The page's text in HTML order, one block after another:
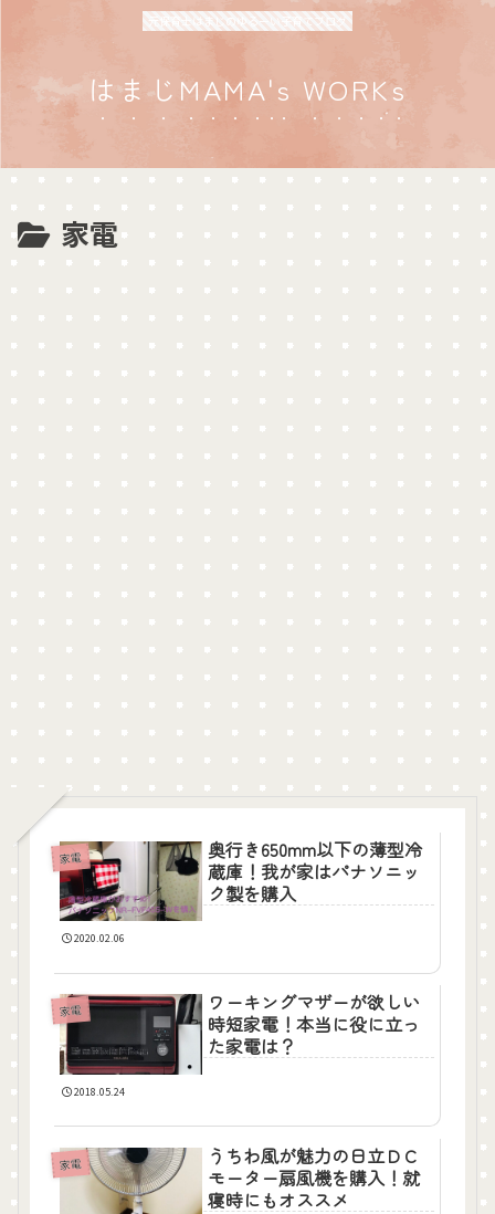
元保育士はまじのゆるーい子育てブログ
はまじMAMA's WORKs
家電
家電
奥行き650mm以下の薄型冷
蔵庫！我が家はパナソニッ
ク製を購入
2020.02.06
家電
ワーキングマザーが欲しい
時短家電！本当に役に立っ
た家電は？
2018.05.24
家電
うちわ風が魅力の日立ＤＣ
モーター扇風機を購入！就
寝時にもオススメ